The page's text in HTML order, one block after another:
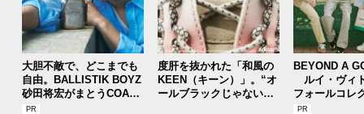
大胆不敵で、どこまでも
自由。BALLISTIK BOYZ
砂田将宏がまとうCOACH
の新作フレグランス「コ
度肝を抜かれた「和風の
KEEN（キーン）」。“オ
ールブラックじゃないほ
BEYOND A
ルイ・ヴィ
フォールコレ
描くプレッピ